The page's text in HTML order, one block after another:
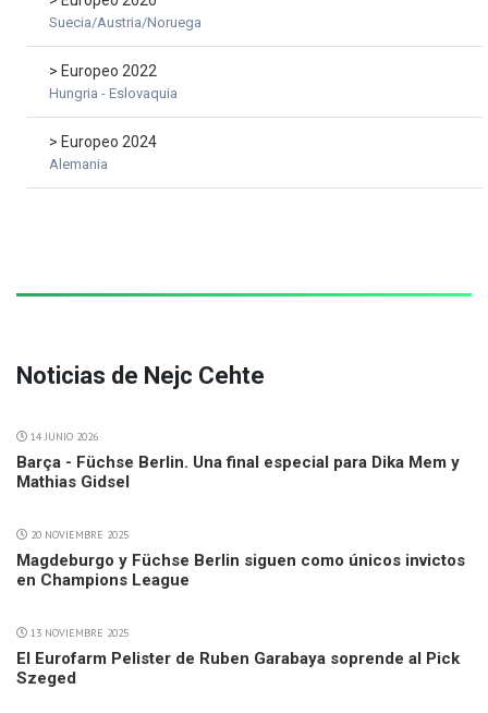
Suecia/Austria/Noruega
> Europeo 2022
Hungria - Eslovaquia
> Europeo 2024
Alemania
Noticias de Nejc Cehte
14 JUNIO 2026
Barça - Füchse Berlin. Una final especial para Dika Mem y
Mathias Gidsel
20 NOVIEMBRE 2025
Magdeburgo y Füchse Berlin siguen como únicos invictos
en Champions League
13 NOVIEMBRE 2025
El Eurofarm Pelister de Ruben Garabaya soprende al Pick
Szeged